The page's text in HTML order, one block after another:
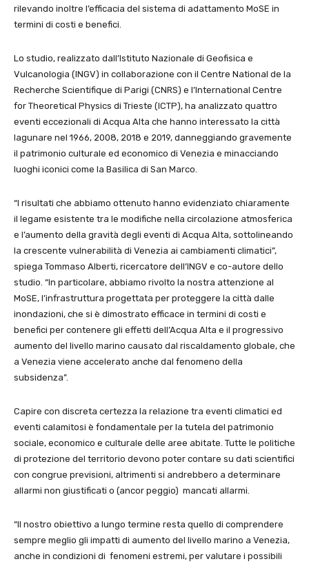
rilevando inoltre l’efficacia del sistema di adattamento MoSE in
termini di costi e benefici.
Lo studio, realizzato dall’Istituto Nazionale di Geofisica e
Vulcanologia (INGV) in collaborazione con il Centre National de la
Recherche Scientifique di Parigi (CNRS) e l’International Centre
for Theoretical Physics di Trieste (ICTP), ha analizzato quattro
eventi eccezionali di Acqua Alta che hanno interessato la città
lagunare nel 1966, 2008, 2018 e 2019, danneggiando gravemente
il patrimonio culturale ed economico di Venezia e minacciando
luoghi iconici come la Basilica di San Marco.
“I risultati che abbiamo ottenuto hanno evidenziato chiaramente
il legame esistente tra le modifiche nella circolazione atmosferica
e l’aumento della gravità degli eventi di Acqua Alta, sottolineando
la crescente vulnerabilità di Venezia ai cambiamenti climatici”,
spiega Tommaso Alberti, ricercatore dell’INGV e co-autore dello
studio. “In particolare, abbiamo rivolto la nostra attenzione al
MoSE, l’infrastruttura progettata per proteggere la città dalle
inondazioni, che si è dimostrato efficace in termini di costi e
benefici per contenere gli effetti dell’Acqua Alta e il progressivo
aumento del livello marino causato dal riscaldamento globale, che
a Venezia viene accelerato anche dal fenomeno della
subsidenza”.
Capire con discreta certezza la relazione tra eventi climatici ed
eventi calamitosi è fondamentale per la tutela del patrimonio
sociale, economico e culturale delle aree abitate. Tutte le politiche
di protezione del territorio devono poter contare su dati scientifici
con congrue previsioni, altrimenti si andrebbero a determinare
allarmi non giustificati o (ancor peggio) mancati allarmi.
“Il nostro obiettivo a lungo termine resta quello di comprendere
sempre meglio gli impatti di aumento del livello marino a Venezia,
anche in condizioni di fenomeni estremi, per valutare i possibili